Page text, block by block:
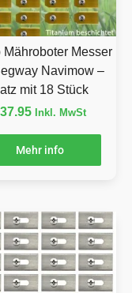
Mähroboter Messer
Navimow –
mit 18 Stück
37.95 Inkl. MwSt
Mehr info